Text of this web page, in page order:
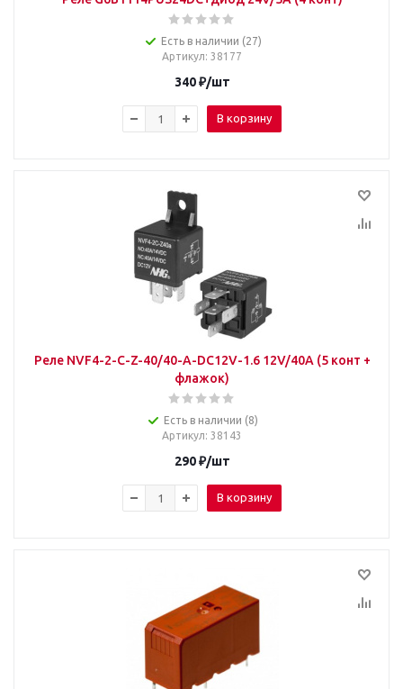
Есть в наличии (27)
Артикул: 38177
340₽/шт
В корзину
Реле NVF4-2-C-Z-40/40-A-DC12V-1.6 12V/40A (5 конт +
флажок)
Есть в наличии (8)
Артикул: 38143
290₽/шт
В корзину